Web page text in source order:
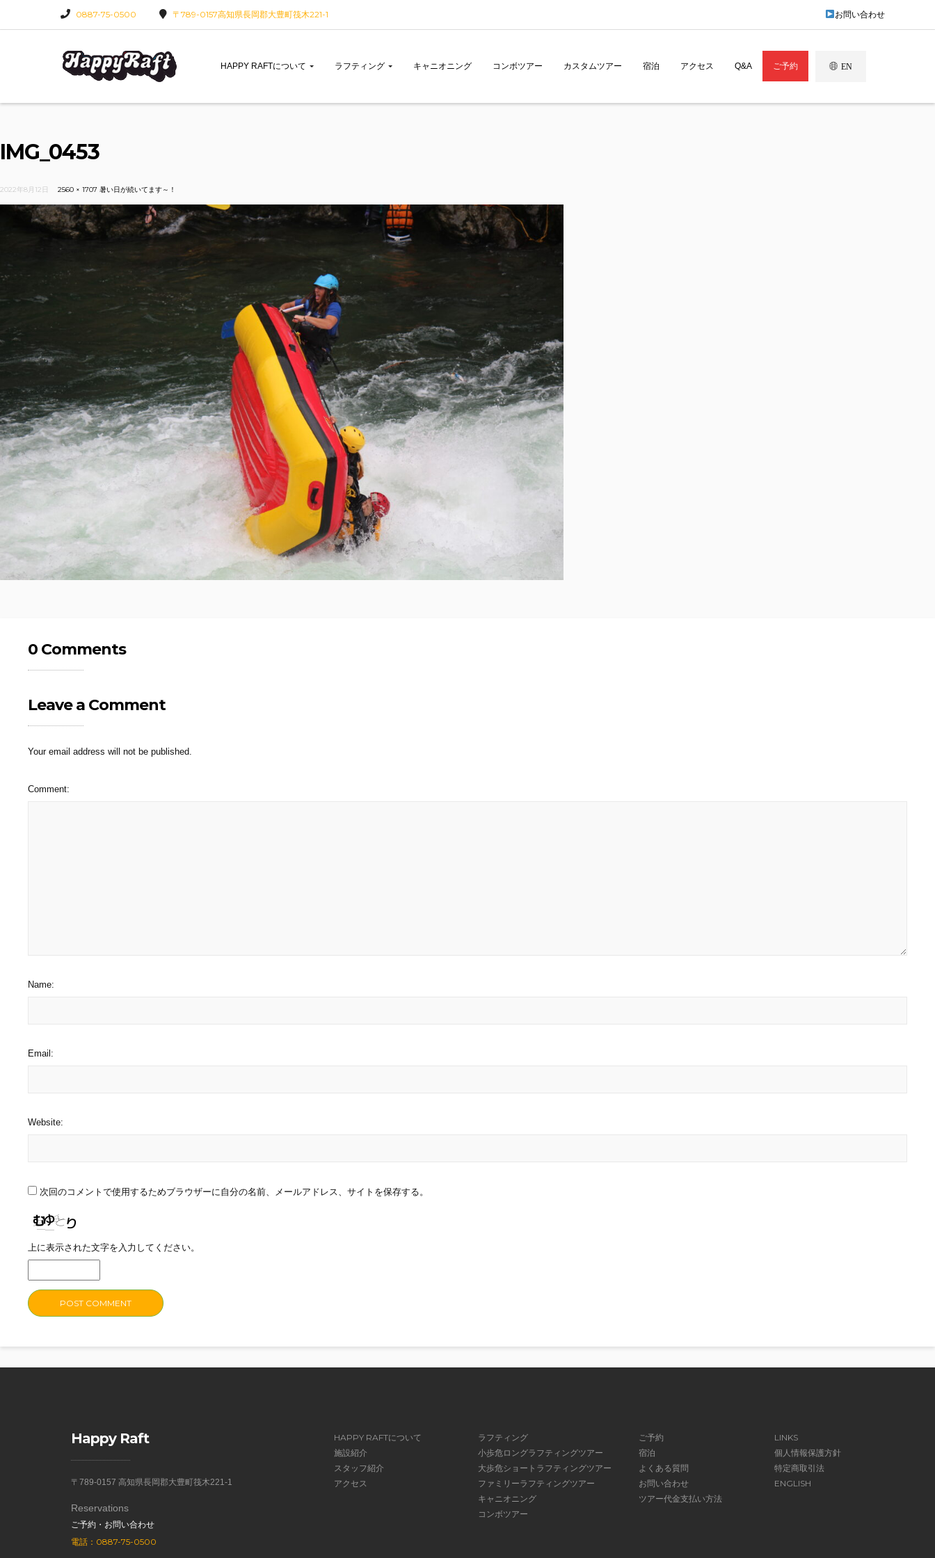
0887-75-0500 〒789-0157高知県長岡郡大豊町筏木221-1 お問い合わせ
HAPPY RAFTについて ラフティング キャニオニング コンボツアー カスタムツアー 宿泊 アクセス Q&A ご予約 EN
IMG_0453
2022年8月12日 2560 × 1707 暑い日が続いてます～！
0 Comments
Leave a Comment
Your email address will not be published.
Comment:
Name:
Email:
Website:
次回のコメントで使用するためブラウザーに自分の名前、メールアドレス、サイトを保存する。
上に表示された文字を入力してください。
Happy Raft
〒789-0157 高知県長岡郡大豊町筏木221-1
Reservations
ご予約・お問い合わせ
電話：0887-75-0500
HAPPY RAFTについて
施設紹介
スタッフ紹介
アクセス
ラフティング
小歩危ロングラフティングツアー
大歩危ショートラフティングツアー
ファミリーラフティングツアー
キャニオニング
コンボツアー
ご予約
宿泊
よくある質問
お問い合わせ
ツアー代金支払い方法
LINKS
個人情報保護方針
特定商取引法
ENGLISH